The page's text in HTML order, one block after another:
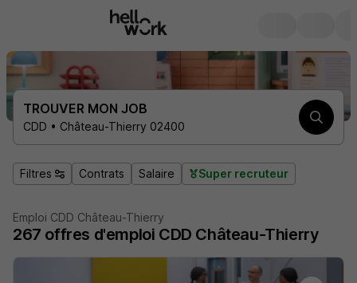
TROUVER MON JOB
CDD • Château-Thierry 02400
Filtres Contrats Salaire Super recruteur
Emploi CDD Château-Thierry
267 offres d'emploi CDD Château-Thierry